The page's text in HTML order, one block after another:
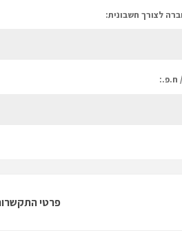
לצורך חשבונית:
ח.פ.:
פרטי